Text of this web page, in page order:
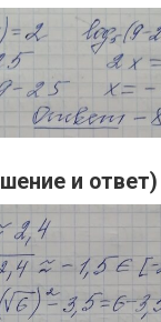
и ответ)